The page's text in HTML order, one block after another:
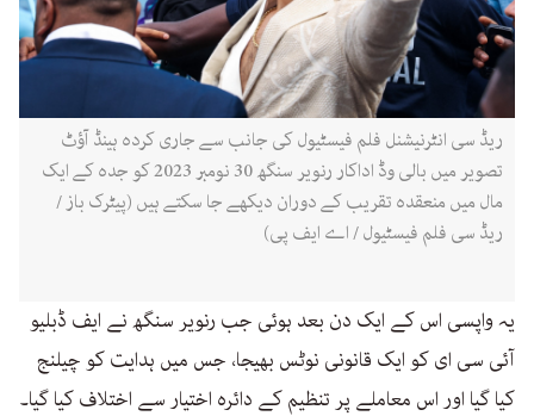
ریڈ سی انٹرنیشنل فلم فیسٹیول کی جانب سے جاری کردہ ہینڈ آؤٹ
تصویر میں بالی وڈ اداکار رنویر سنگھ 30 نومبر 2023 کو جدہ کے ایک
مال میں منعقدہ تقریب کے دوران دیکھے جا سکتے ہیں (پیٹرک باز /
ریڈ سی فلم فیسٹیول / اے ایف پی)
یہ واپسی اس کے ایک دن بعد ہوئی جب رنویر سنگھ نے ایف ڈبلیو
آئی سی ای کو ایک قانونی نوٹس بھیجا، جس میں ہدایت کو چیلنج
کیا گیا اور اس معاملے پر تنظیم کے دائرہ اختیار سے اختلاف کیا گیا۔